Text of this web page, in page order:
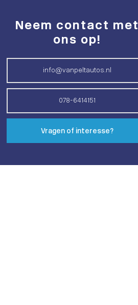
Neem contact met
ons op!
info@vanpeltautos.nl
078-6414151
Vragen of interesse?